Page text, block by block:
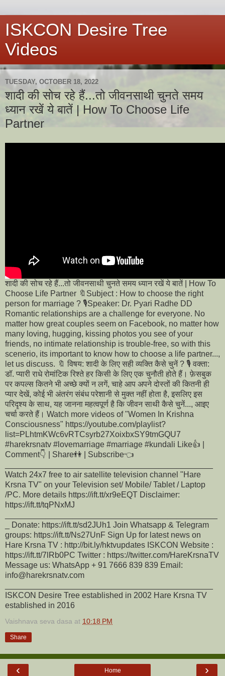
ISKCON Desire Tree
Videos
TUESDAY, OCTOBER 18, 2022
शादी की सोच रहे हैं...तो जीवनसाथी चुनते समय
ध्यान रखें ये बातें | How To Choose Life
Partner
शादी की सोच रहे हैं...तो जीवनसाथी चुनते समय ध्यान रखें ये बातें | How To
Choose Life Partner 🔖Subject : How to choose the right
person for marriage ? 🎙️Speaker: Dr. Pyari Radhe DD
Romantic relationships are a challenge for everyone. No
matter how great couples seem on Facebook, no matter how
many loving, hugging, kissing photos you see of your
friends, no intimate relationship is trouble-free, so with this
scenerio, its important to know how to choose a life partner...,
let us discuss. 🔖 विषय: शादी के लिए सही व्यक्ति कैसे चुनें ? 🎙️ वक्ता:
डॉ. प्यारी राधे रोमांटिक रिश्ते हर किसी के लिए एक चुनौती होते हैं। फ़ेसबुक
पर कपल्स कितने भी अच्छे क्यों न लगें, चाहे आप अपने दोस्तों की कितनी ही
प्यार देखें, कोई भी अंतरंग संबंध परेशानी से मुक्त नहीं होता है, इसलिए इस
परिदृश्य के साथ, यह जानना महत्वपूर्ण है कि जीवन साथी कैसे चुनें..., आइए
चर्चा करते हैं। Watch more videos of "Women In Krishna
Consciousness" https://youtube.com/playlist?
list=PLhtmKWc6vRTCsyrb27XoixbxSY9tmGQU7
#harekrsnatv #lovemarriage #marriage #kundali Like👍 |
Comment👇 | Share👫 | Subscribe👈
Watch 24x7 free to air satellite television channel "Hare
Krsna TV" on your Television set/ Mobile/ Tablet / Laptop
/PC. More details https://ift.tt/xr9eEQT Disclaimer:
https://ift.tt/tqPNxMJ
_ Donate: https://ift.tt/sd2JUh1 Join Whatsapp & Telegram
groups: https://ift.tt/Ns27UnF Sign Up for latest news on
Hare Krsna TV : http://bit.ly/hktvupdates ISKCON Website :
https://ift.tt/7lRb0PC Twitter : https://twitter.com/HareKrsnaTV
Message us: WhatsApp + 91 7666 839 839 Email:
info@harekrsnatv.com
ISKCON Desire Tree established in 2002 Hare Krsna TV
established in 2016
Vaishnava seva dasa at 10:18 PM
Share
‹ ›
Home